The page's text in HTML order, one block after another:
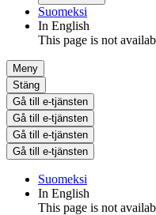
Suomeksi
In English
This page is not
Meny
Stäng
Gå till e-tjänsten
Gå till e-tjänsten
Gå till e-tjänsten
Gå till e-tjänsten
Suomeksi
In English
This page is not